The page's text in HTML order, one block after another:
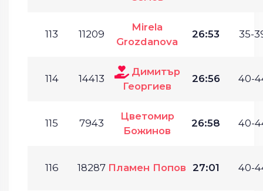
113 11209
Mirela
Grozdanova
26:53 35-
114 14413
Димитър
Георгиев
26:56 40-
115 7943
Цветомир
Божинов
26:58 40-
116 18287 Пламен Попов 27:01 40-